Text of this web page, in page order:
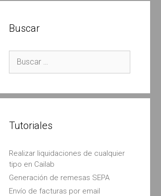
Buscar
Tutoriales
Realizar liquidaciones de cualquier
tipo en Cailab
Generación de remesas SEPA
Envío de facturas por email